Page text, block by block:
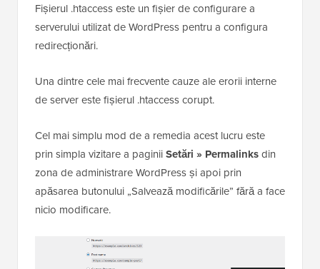
Fișierul .htaccess este un fișier de configurare a
serverului utilizat de WordPress pentru a configura
redirecționări.
Una dintre cele mai frecvente cauze ale erorii interne
de server este fișierul .htaccess corupt.
Cel mai simplu mod de a remedia acest lucru este
prin simpla vizitare a paginiiSetări » Permalinksdin
zona de administrare WordPress și apoi prin
apăsarea butonului „Salvează modificările” fără a face
nicio modificare.